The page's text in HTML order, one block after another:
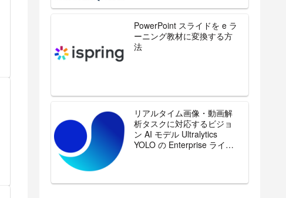
PowerPoint スライドを e ラ
ーニング教材に変換する方
法
リアルタイム画像・動画解
析タスクに対応するビジョ
ン AI モデル Ultralytics
YOLO の Enterprise ライセ